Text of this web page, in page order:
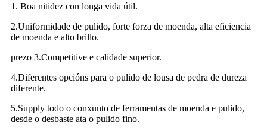
1. Boa nitidez con longa vida útil.
2.Uniformidade de pulido, forte forza de moenda, alta eficiencia
de moenda e alto brillo.
prezo 3.Competitive e calidade superior.
4.Diferentes opcións para o pulido de lousa de pedra de dureza
diferente.
5.Supply todo o conxunto de ferramentas de moenda e pulido,
desde o desbaste ata o pulido fino.